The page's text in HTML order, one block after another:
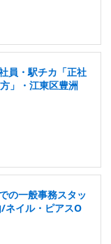
員・駅チカ「正社
」・江東区豊洲
の一般事務スタッ
ネイル・ピアスO